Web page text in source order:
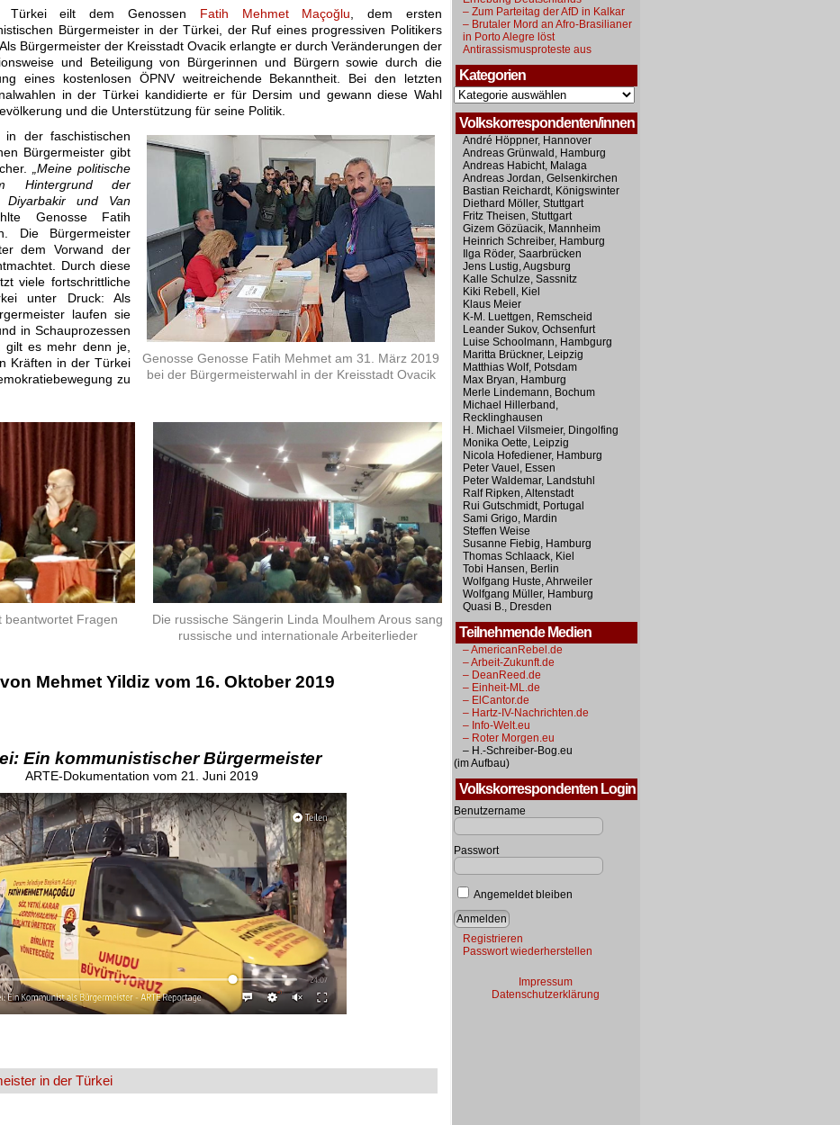
eilt dem Genossen Fatih Mehmet Maçoğlu , dem ersten
Bürgermeister in der Türkei, der Ruf eines progressiven Politikers
Bürgermeister der Kreisstadt Ovacik erlangte er durch Veränderungen der
und Beteiligung von Bürgerinnen und Bürgern sowie durch die
eines kostenlosen ÖPNV weitreichende Bekanntheit. Bei den letzten
in der Türkei kandidierte er für Dersim und gewann diese Wahl
und die Unterstützung für seine Politik.
Genosse Genosse Fatih Mehmet am 31. März 2019
bei der Bürgermeisterwahl in der Kreisstadt Ovacik
der faschistischen
Bürgermeister gibt
„Meine politische
Hintergrund der
Diyarbakir und Van
Genosse Fatih
Die Bürgermeister
dem Vorwand der
Durch diese
viele fortschrittliche
unter Druck: Als
laufen sie
in Schauprozessen
gilt es mehr denn je,
Kräften in der Türkei
zu
beantwortet Fragen
Die russische Sängerin Linda Moulhem Arous sang
russische und internationale Arbeiterlieder
Mehmet Yildiz vom 16. Oktober 2019
Ein kommunistischer Bürgermeister
ARTE-Dokumentation vom 21. Juni 2019
in der Türkei
– Zum Parteitag der AfD in Kalkar
– Brutaler Mord an Afro-Brasilianer
in Porto Alegre löst
Antirassismusproteste aus
Kategorien
Kategorien
Volkskorrespondenten/innen
André Höppner, Hannover
Andreas Grünwald, Hamburg
Andreas Habicht, Malaga
Andreas Jordan, Gelsenkirchen
Bastian Reichardt, Königswinter
Diethard Möller, Stuttgart
Fritz Theisen, Stuttgart
Gizem Gözüacik, Mannheim
Heinrich Schreiber, Hamburg
Ilga Röder, Saarbrücken
Jens Lustig, Augsburg
Kalle Schulze, Sassnitz
Kiki Rebell, Kiel
Klaus Meier
K-M. Luettgen, Remscheid
Leander Sukov, Ochsenfurt
Luise Schoolmann, Hambgurg
Maritta Brückner, Leipzig
Matthias Wolf, Potsdam
Max Bryan, Hamburg
Merle Lindemann, Bochum
Michael Hillerband,
Recklinghausen
H. Michael Vilsmeier, Dingolfing
Monika Oette, Leipzig
Nicola Hofediener, Hamburg
Peter Vauel, Essen
Peter Waldemar, Landstuhl
Ralf Ripken, Altenstadt
Rui Gutschmidt, Portugal
Sami Grigo, Mardin
Steffen Weise
Susanne Fiebig, Hamburg
Thomas Schlaack, Kiel
Tobi Hansen, Berlin
Wolfgang Huste, Ahrweiler
Wolfgang Müller, Hamburg
Quasi B., Dresden
Teilnehmende Medien
– AmericanRebel.de
– Arbeit-Zukunft.de
– DeanReed.de
– Einheit-ML.de
– ElCantor.de
– Hartz-IV-Nachrichten.de
– Info-Welt.eu
– Roter Morgen.eu
– H.-Schreiber-Bog.eu
(im Aufbau)
Volkskorrespondenten Login
Benutzername
Passwort
Angemeldet bleiben
Registrieren
Passwort wiederherstellen
Impressum
Datenschutzerklärung